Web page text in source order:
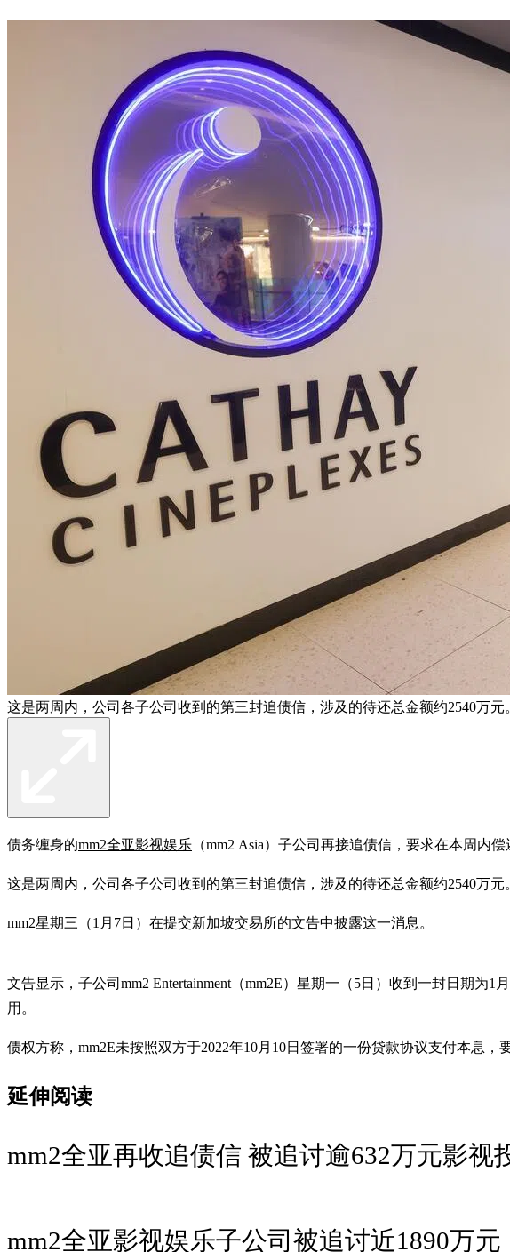
这是两周内，公司各子公司收到的第三封追债信，涉及的待还总金额约2540万元
债务缠身的mm2全亚影视娱乐 （mm2 Asia）子公司再接追债信，要求在本周内偿
这是两周内，公司各子公司收到的第三封追债信，涉及的待还总金额约2540万元
mm2星期三（1月7日）在提交新加坡交易所的文告中披露这一消息。
文告显示，子公司mm2 Entertainment（mm2E）星期一（5日）收到一封日期为
用。
债权方称，mm2E未按照双方于2022年10月10日签署的一份贷款协议支付本息
延伸阅读
mm2全亚再收追债信 被追讨逾632万元影视
mm2全亚影视娱乐子公司被追讨近1890万元